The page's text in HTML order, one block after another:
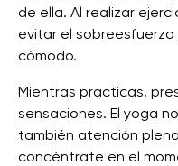
de ella. Al realizar
evitar el sobreesfuerzo
cómodo.
Mientras practicas,
sensaciones. El yoga
también atención
concéntrate en el